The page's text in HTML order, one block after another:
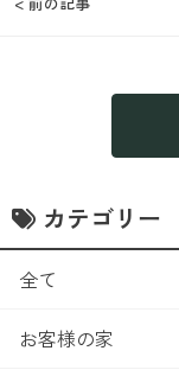
カテゴリー
全て
お客様の家